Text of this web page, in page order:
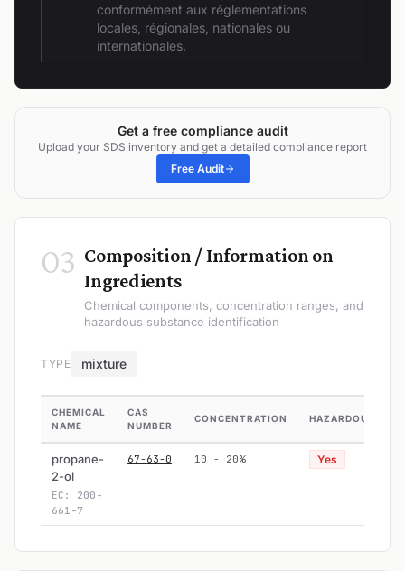
conformément aux réglementations
locales, régionales, nationales ou
internationales.
Get a free compliance audit
Upload your SDS inventory and get a detailed compliance report
Free Audit
03 Composition / Information on
Ingredients
Chemical components, concentration ranges, and
hazardous substance identification
TYPE mixture
CHEMICAL
NAME
CAS
NUMBER
CONCENTRATION HAZARDOUS
propane-
2-ol
EC: 200-
661-7
67-63-0 10 - 20% Yes